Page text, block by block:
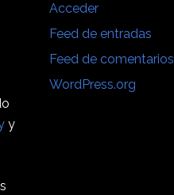
y
Acceder
Feed de entradas
Feed de comentarios
WordPress.org